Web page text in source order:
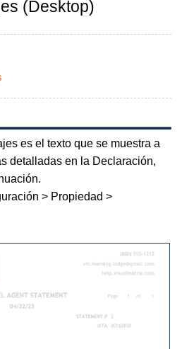
(Desktop)
es el texto que se muestra a
detalladas en la Declaración,
> Propiedad >